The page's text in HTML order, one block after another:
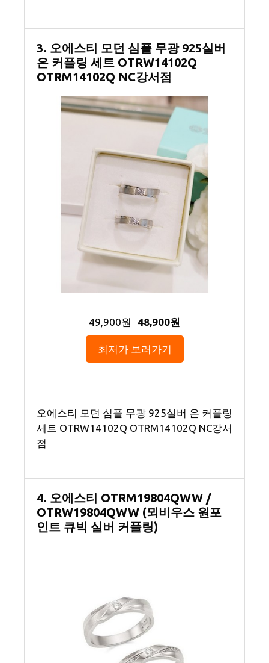
3. 오에스티 모던 심플 무광 925실버
은 커플링 세트 OTRW14102Q
OTRM14102Q NC강서점
49,900원 48,900원
최저가 보러가기
오에스티 모던 심플 무광 925실버 은 커플링
세트 OTRW14102Q OTRM14102Q NC강서
점
4. 오에스티 OTRM19804QWW /
OTRW19804QWW (뫼비우스 원포
인트 큐빅 실버 커플링)